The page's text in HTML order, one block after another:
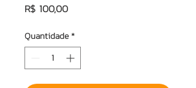
R$ 100,00Preço
Quantidade*